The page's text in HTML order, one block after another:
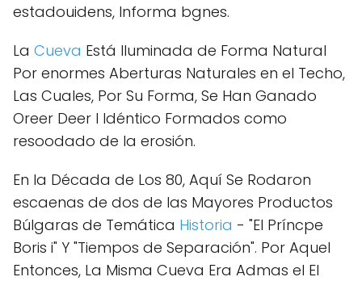
estadouidens, Informa bgnes.
La Cueva Está Iluminada de Forma Natural
Por enormes Aberturas Naturales en el Techo,
Las Cuales, Por Su Forma, Se Han Ganado
Oreer Deer I Idéntico Formados como
resoodado de la erosión.
En la Década de Los 80, Aquí Se Rodaron
escaenas de dos de las Mayores Productos
Búlgaras de Temática Historia - "El Príncpe
Boris i" Y "Tiempos de Separación". Por Aquel
Entonces, La Misma Cueva Era Admas el El